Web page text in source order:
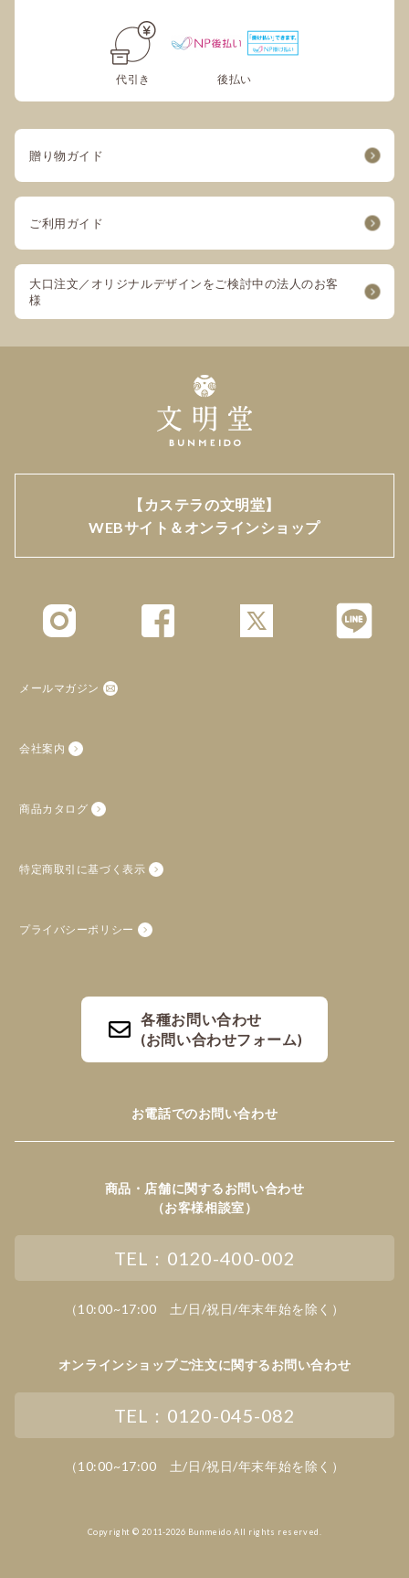
入力ください。
※代引きでお支払いの場合は、領収書の発行は
承りかねます。
代引き 後払い
贈り物ガイド
ご利用ガイド
大口注文／オリジナルデザインをご検討中の法人のお客
様
【カステラの文明堂】
WEBサイト＆オンラインショップ
メールマガジン
会社案内
商品カタログ
特定商取引に基づく表示
プライバシーポリシー
各種お問い合わせ
(お問い合わせフォーム)
お電話でのお問い合わせ
商品・店舗に関するお問い合わせ
（お客様相談室）
TEL：0120-400-002
（10:00~17:00 土/日/祝日/年末年始を除く）
オンラインショップご注文に関するお問い合わせ
TEL：0120-045-082
（10:00~17:00 土/日/祝日/年末年始を除く）
Copyright © 2011-2026 Bunmeido All rights reserved.